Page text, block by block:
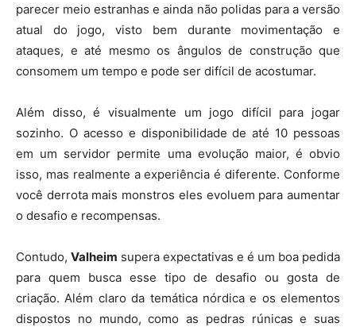
parecer meio estranhas e ainda não polidas para a versão
atual do jogo, visto bem durante movimentação e
ataques, e até mesmo os ângulos de construção que
consomem um tempo e pode ser difícil de acostumar.
Além disso, é visualmente um jogo difícil para jogar
sozinho. O acesso e disponibilidade de até 10 pessoas
em um servidor permite uma evolução maior, é obvio
isso, mas realmente a experiência é diferente. Conforme
você derrota mais monstros eles evoluem para aumentar
o desafio e recompensas.
Contudo, Valheim supera expectativas e é um boa pedida
para quem busca esse tipo de desafio ou gosta de
criação. Além claro da temática nórdica e os elementos
dispostos no mundo, como as pedras rúnicas e suas